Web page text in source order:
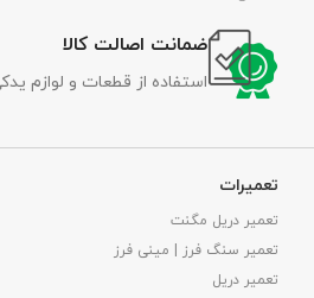
ضمانت اصالت کالا
استفاده از قطعات و لوازم
تعمیرات
تعمیر دریل مگنت
تعمیر سنگ فرز | مینی فرز
تعمیر دریل